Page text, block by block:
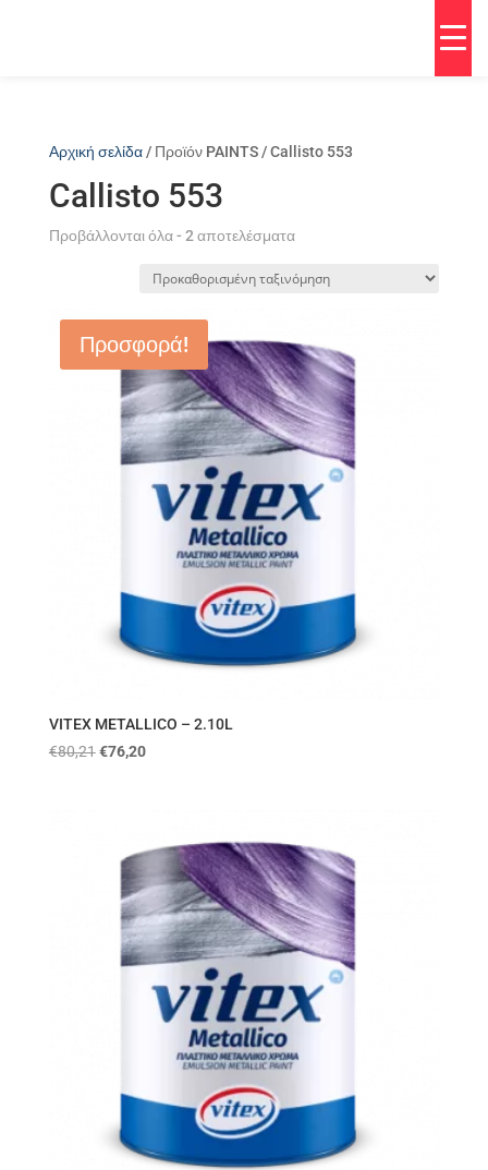
Αρχική σελίδα/ Προϊόν PAINTS / Callisto 553
Callisto 553
Προβάλλονται όλα - 2 αποτελέσματα
Προσφορά!
VITEX METALLICO – 2.10L
€80,21 €76,20